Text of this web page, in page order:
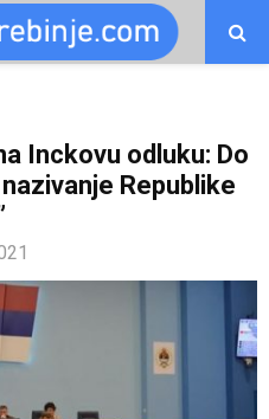
Inckovu odluku: Do
Republike